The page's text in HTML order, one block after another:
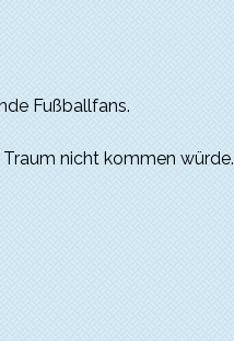
Fußballfans.
nicht kommen würde.